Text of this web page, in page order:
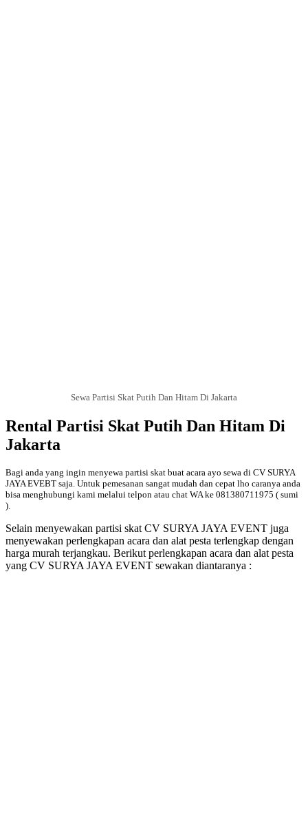
Sewa Partisi Skat Putih Dan Hitam Di Jakarta
Rental Partisi Skat Putih Dan Hitam Di
Jakarta
Bagi anda yang ingin menyewa partisi skat buat acara ayo sewa di CV SURYA
JAYA EVEBT saja. Untuk pemesanan sangat mudah dan cepat lho caranya anda
bisa menghubungi kami melalui telpon atau chat WA ke 081380711975 ( sumi
).
Selain menyewakan partisi skat CV SURYA JAYA EVENT juga
menyewakan perlengkapan acara dan alat pesta terlengkap dengan
harga murah terjangkau. Berikut perlengkapan acara dan alat pesta
yang CV SURYA JAYA EVENT sewakan diantaranya :